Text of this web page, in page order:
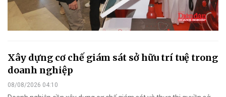
Xây dựng cơ chế giám sát sở hữu trí tuệ trong
doanh nghiệp
08/08/2026 04:10